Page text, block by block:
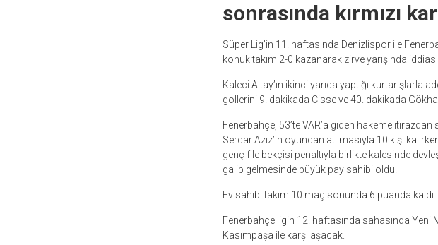
sonrasında kırmızı
Süper Lig’in 11. haftasında Denizlispor ile
konuk takım 2-0 kazanarak zirve yarışında
Kaleci Altay’ın ikinci yarıda yaptığı kurtarışlarla
gollerini 9. dakikada Cisse ve 40. dakikada
Fenerbahçe, 53’te VAR’a giden hakeme itirazdan
Serdar Aziz’in oyundan atılmasıyla 10 kişi
genç file bekçisi penaltıyla birlikte kalesinde
galip gelmesinde büyük pay sahibi oldu.
Ev sahibi takım 10 maç sonunda 6 puanda
Fenerbahçe ligin 12. haftasında sahasında
Kasımpaşa ile karşılaşacak.